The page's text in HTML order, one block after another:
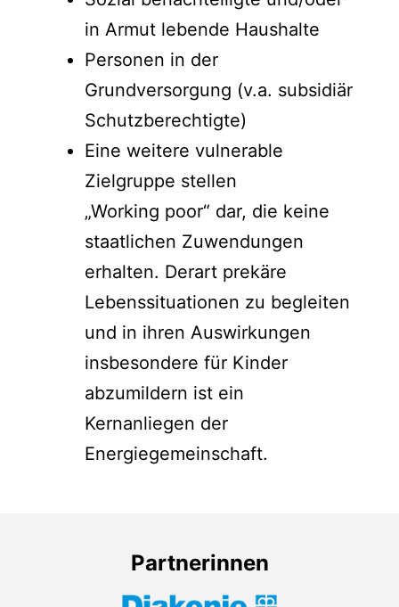
in Armut lebende Haushalte
Personen in der
Grundversorgung (v.a. subsidiär
Schutzberechtigte)
Eine weitere vulnerable
Zielgruppe stellen
„Working poor“ dar, die keine
staatlichen Zuwendungen
erhalten. Derart prekäre
Lebenssituationen zu begleiten
und in ihren Auswirkungen
insbesondere für Kinder
abzumildern ist ein
Kernanliegen der
Energiegemeinschaft.
Partnerinnen